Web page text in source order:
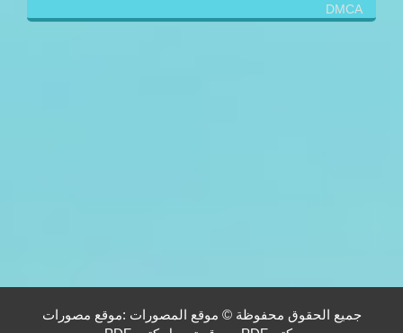
DMCA
جميع الحقوق محفوظة © موقع المصورات :موقع مصورات